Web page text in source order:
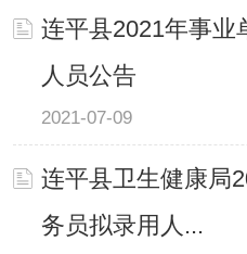
连平县2021年事业
人员公告
2021-07-09
连平县卫生健康局
务员拟录用人...